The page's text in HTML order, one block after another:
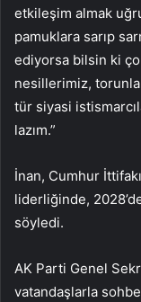
etkileşim almak
pamuklara sarıp
ediyorsa bilsin ki
nesillerimiz,
tür siyasi
lazım.”
İnan, Cumhur
liderliğinde,
söyledi.
AK Parti Genel
vatandaşlarla